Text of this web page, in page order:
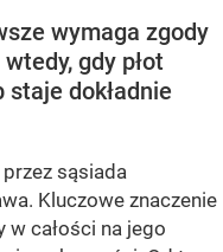
wymaga zgody
gdy płot
staje dokładnie
sąsiada
Kluczowe znaczenie
w całości na jego